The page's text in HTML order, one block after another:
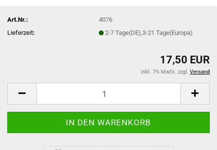
Art.Nr.:
4076
Lieferzeit: 2-7 Tage(DE),3-21 Tage(Europa)
17,50 EUR
inkl. 7% MwSt. zzgl. Versand